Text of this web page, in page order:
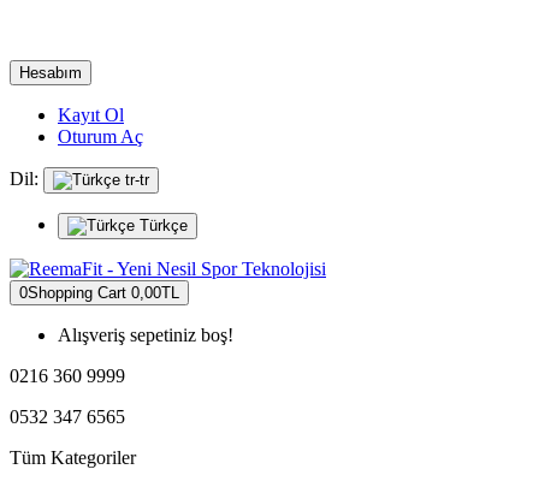
Hesabım
Kayıt Ol
Oturum Aç
Dil: tr-tr
Türkçe
0Shopping Cart 0,00TL
Alışveriş sepetiniz boş!
0216 360 9999
0532 347 6565
Tüm Kategoriler